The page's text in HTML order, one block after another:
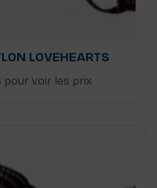
LOVEHEARTS
pour voir les prix